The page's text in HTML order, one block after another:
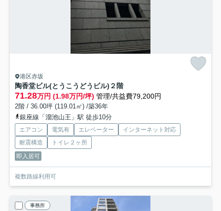
港区赤坂
陶香堂ビル(とうこうどうビル) ２階
71.28万円 (1.98万円/坪) 管理/共益費79,200円
2階 / 36.00坪 (119.01㎡) /築36年
銀座線「溜池山王」駅 徒歩10分
エアコン 電気有 エレベーター
インターネット対応
耐震構造
トイレ２ヶ所
即入居可
複数路線利用可
事務所